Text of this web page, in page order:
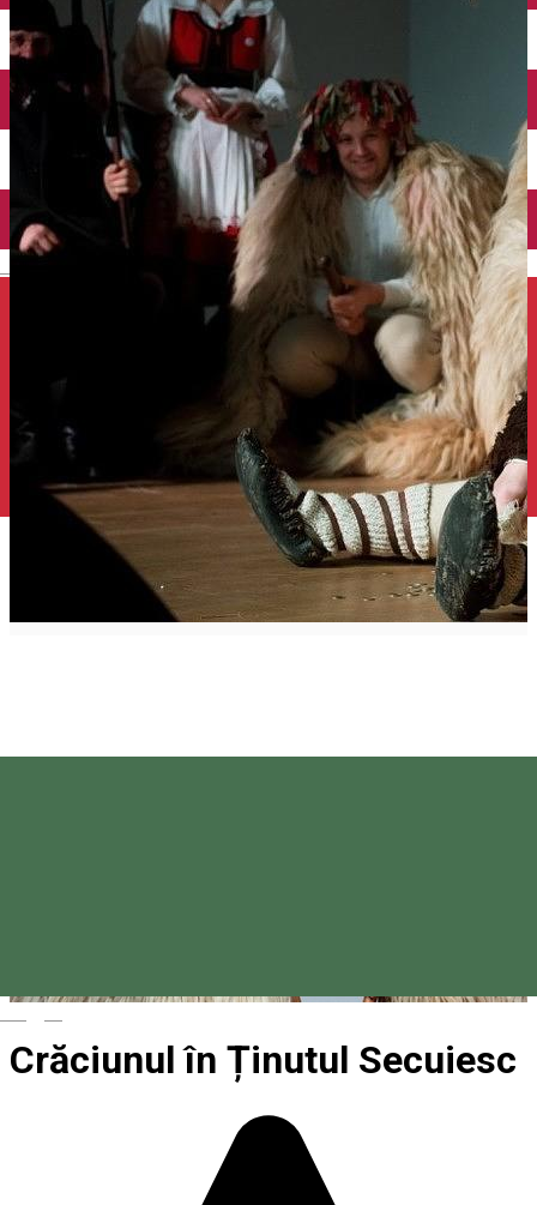
Închirieri auto
Închirieri de biciclete
Crăciunul în Ținutul Secuiesc